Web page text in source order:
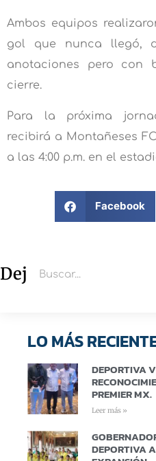
Ambos equipos
gol que nunca llegó,
anotaciones pero con
cierre.
Para la próxima
recibirá a Montañeses
a las 4:00 p.m. en el
Facebook
Deja un comentario
LO MÁS
DEPORTIVA
PREMIER MX.
Leer más »
DEPORTIVA